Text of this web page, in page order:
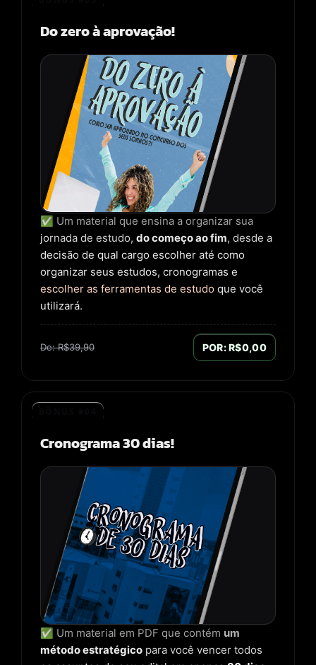
Do zero à aprovação!
✅ Um material que ensina a organizar sua
jornada de estudo, do começo ao fim, desde a
decisão de qual cargo escolher até como
organizar seus estudos, cronogramas e
escolher as ferramentas de estudo que você
utilizará.
De: R$39,90 POR: R$0,00
Cronograma 30 dias!
✅ Um material em PDF que contém um
método estratégico para você vencer todos